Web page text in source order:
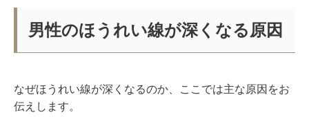
男性のほうれい線が深くなる原因
なぜほうれい線が深くなるのか、ここでは主な原因をお
伝えします。